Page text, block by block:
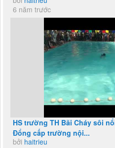
6 năm trước
HS trường TH Bãi Cháy sôi
Đổng cấp trường nội...
bởi haitrieu